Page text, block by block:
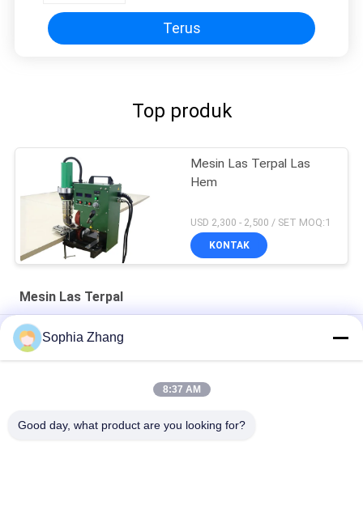
Terus
Top produk
Mesin Las Terpal Las
Hem
USD 2,300 - 2,500 / SET MOQ:1
KONTAK
Mesin Las Terpal
Membran Waterproofing Atap Tukang Las Tpo 4200W
Shade Sails Membrane Mesin Las Terpal 3000w
Mesin Las Terpal Ldpe Panas Meleleh Plastik Untuk Kain
Sophia Zhang
8:37 AM
Good day, what product are you looking for?